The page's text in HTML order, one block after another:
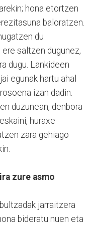
hona etortzen
baloratzen.
du
ere saltzen dugunez,
dugu. Lankideen
egunak hartu ahal
izan dadin.
duzunean, denbora
huraxe
zara gehiago
zure asmo
jarraitzera
bideratu nuen eta